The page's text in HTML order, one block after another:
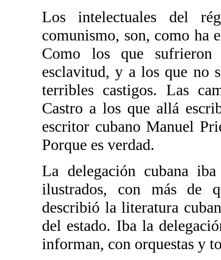
Los intelectuales del
comunismo, son, como ha
Como los que sufrieron
esclavitud, y a los que no
terribles castigos. Las
Castro a los que allá
escritor cubano Manuel
Porque es verdad.
La delegación cubana
ilustrados, con más de
describió la literatura
del estado. Iba la
informan, con orquestas y